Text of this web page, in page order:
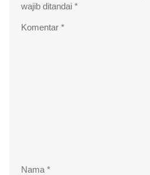
wajib ditandai *
Komentar *
Nama*